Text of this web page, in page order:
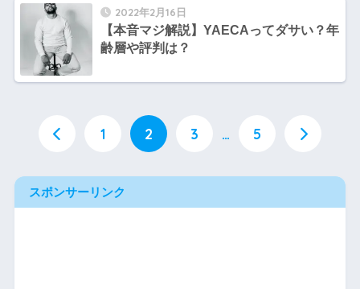
2022年2月16日
【本音マジ解説】YAECAってダサい？年
齢層や評判は？
1 2 3 … 5
スポンサーリンク